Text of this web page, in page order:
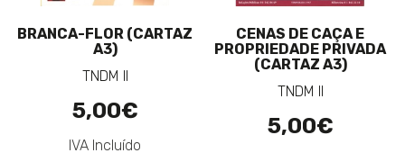
BRANCA-FLOR (CARTAZ
A3)
TNDM II
5,00€
IVA Incluído
CENAS DE CAÇA E
PROPRIEDADE PRIVADA
(CARTAZ A3)
TNDM II
5,00€